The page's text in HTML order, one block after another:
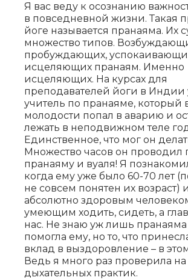
Я вас веду к осознанию
в повседневной жизни. Такая
йоге называется пранаяма. Их
множество типов.
пробуждающих,
исцеляющих пранаям. Именно
исцеляющих. На курсах для
преподавателей йоги в Индии
учитель по пранаяме, который
молодости попал в аварию и
лежать в неподвижном теле
Единственное, что мог он
Множество часов он проводил
пранаяму и вуаля! Я
когда ему уже было 60-70 лет
не совсем понятен их возраст)
абсолютно здоровым
умеющим ходить, сидеть, а
нас. Не знаю уж лишь
помогла ему, но то, что
вклад в выздоровление – в
Ведь я много раз проверила на
дыхательных практик.